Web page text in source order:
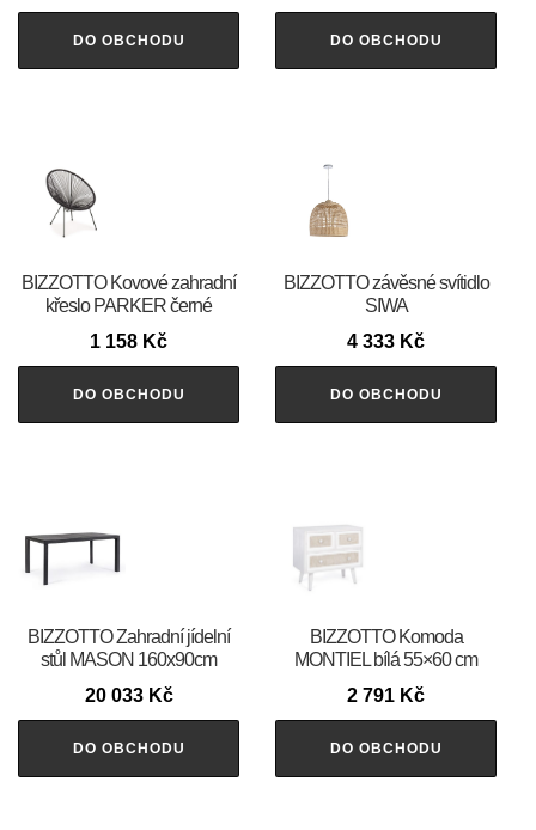
DO OBCHODU DO OBCHODU
BIZZOTTO Kovové zahradní
křeslo PARKER černé
1 158 Kč
DO OBCHODU
BIZZOTTO závěsné svítidlo
SIWA
4 333 Kč
DO OBCHODU
BIZZOTTO Zahradní jídelní
stůl MASON 160x90cm
20 033 Kč
DO OBCHODU
BIZZOTTO Komoda
MONTIEL bílá 55×60 cm
2 791 Kč
DO OBCHODU